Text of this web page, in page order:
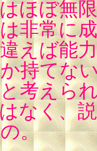
ほぼ無
非常に
ば能力
持てな
考えら
なく、
。